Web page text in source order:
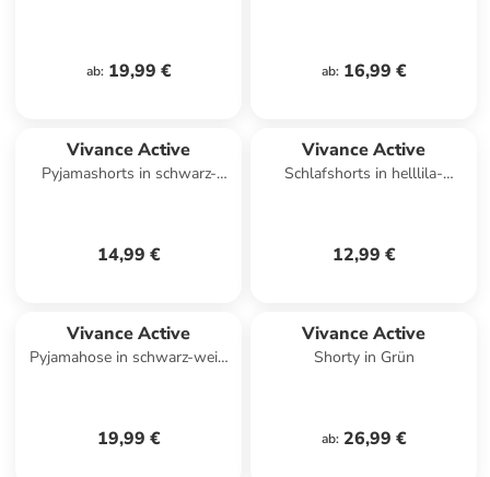
ab: 19,99 € ab: 16,99 €
Vivance Active
Pyjamashorts in schwarz-
14,99 €
Vivance Active
Schlafshorts in helllila-
12,99 €
Vivance Active
Pyjamahose in schwarz-weiß
19,99 €
Vivance Active
Shorty in Grün
ab: 26,99 €